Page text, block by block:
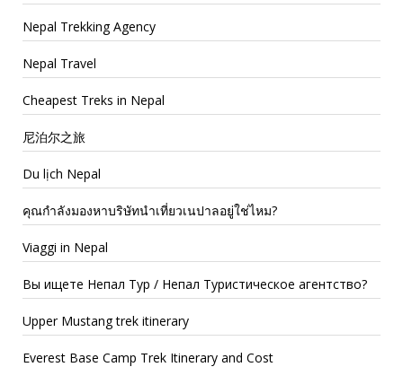
Nepal Trekking Agency
Nepal Travel
Cheapest Treks in Nepal
尼泊尔之旅
Du lịch Nepal
คุณกำลังมองหาบริษัทนำเที่ยวเนปาลอยู่ใช่ไหม?
Viaggi in Nepal
Вы ищете Непал Тур / Непал Туристическое агентство?
Upper Mustang trek itinerary
Everest Base Camp Trek Itinerary and Cost